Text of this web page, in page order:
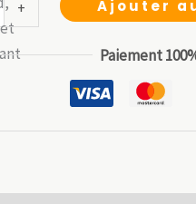
était : est :
+ Ajouter
Paiement